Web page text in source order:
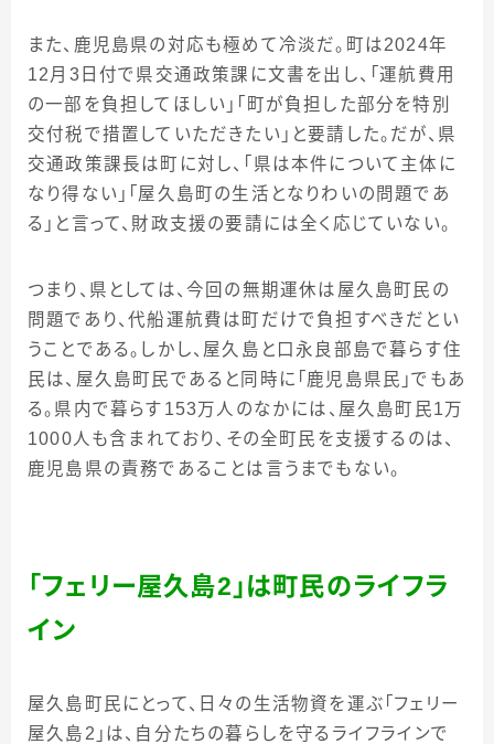
また、鹿児島県の対応も極めて冷淡だ。町は2024年
12月3日付で県交通政策課に文書を出し、「運航費用
の一部を負担してほしい」「町が負担した部分を特別
交付税で措置していただきたい」と要請した。だが、県
交通政策課長は町に対し、「県は本件について主体に
なり得ない」「屋久島町の生活となりわいの問題であ
る」と言って、財政支援の要請には全く応じていない。
つまり、県としては、今回の無期運休は屋久島町民の
問題であり、代船運航費は町だけで負担すべきだとい
うことである。しかし、屋久島と口永良部島で暮らす住
民は、屋久島町民であると同時に「鹿児島県民」でもあ
る。県内で暮らす153万人のなかには、屋久島町民1万
1000人も含まれており、その全町民を支援するのは、
鹿児島県の責務であることは言うまでもない。
「フェリー屋久島2」は町民のライフラ
イン
屋久島町民にとって、日々の生活物資を運ぶ「フェリー
屋久島2」は、自分たちの暮らしを守るライフラインで